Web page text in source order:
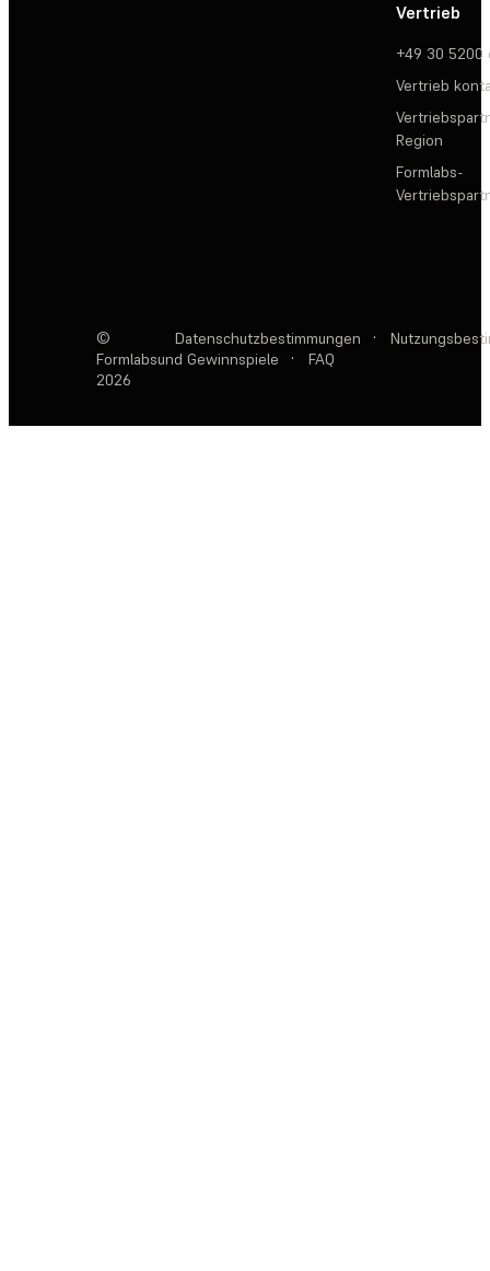
Vertrieb
+49 30 5200
Vertrieb
Region
Formlabs-
©
Formlabs
2026
Datenschutzbestimmungen ·
und Gewinnspiele
· FAQ